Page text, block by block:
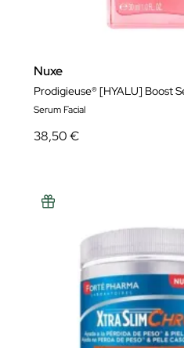
Nuxe
Serum Facial
38,50 €